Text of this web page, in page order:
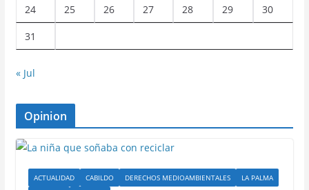
24 25 26 27 28 29 30
31
« Jul
Opinion
ACTUALIDAD CABILDO DERECHOS MEDIOAMBIENTALES
LA PALMA